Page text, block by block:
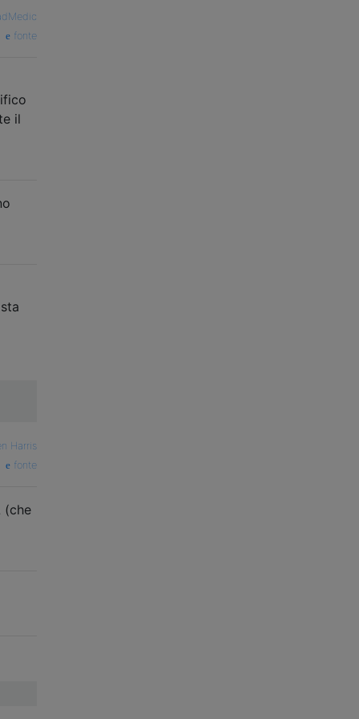
fonte
il
Harris
fonte
(che